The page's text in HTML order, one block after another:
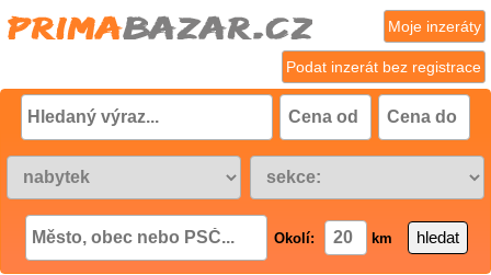
Podat inzerát bez registrace
Moje inzeráty
Okolí: km